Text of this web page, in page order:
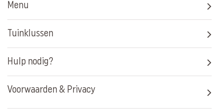
Menu
Tuinklussen
Hulp nodig?
Voorwaarden & Privacy